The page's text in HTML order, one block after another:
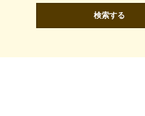
検索する